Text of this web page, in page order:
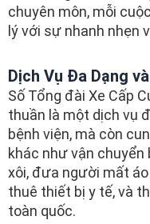
chuyên môn, mỗi
lý với sự nhanh nhẹn
Dịch Vụ Đa Dạng
Số Tổng đài Xe Cấp
thuần là một dịch vụ
bệnh viện, mà còn
khác như vận
xôi, đưa người mất
thuê thiết bị y tế, và
toàn quốc.